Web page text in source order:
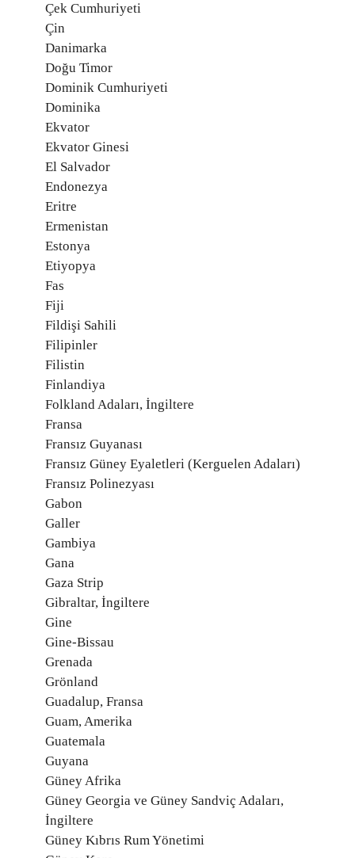
Çek Cumhuriyeti
Çin
Danimarka
Doğu Timor
Dominik Cumhuriyeti
Dominika
Ekvator
Ekvator Ginesi
El Salvador
Endonezya
Eritre
Ermenistan
Estonya
Etiyopya
Fas
Fiji
Fildişi Sahili
Filipinler
Filistin
Finlandiya
Folkland Adaları, İngiltere
Fransa
Fransız Guyanası
Fransız Güney Eyaletleri (Kerguelen Adaları)
Fransız Polinezyası
Gabon
Galler
Gambiya
Gana
Gaza Strip
Gibraltar, İngiltere
Gine
Gine-Bissau
Grenada
Grönland
Guadalup, Fransa
Guam, Amerika
Guatemala
Guyana
Güney Afrika
Güney Georgia ve Güney Sandviç Adaları,
İngiltere
Güney Kıbrıs Rum Yönetimi